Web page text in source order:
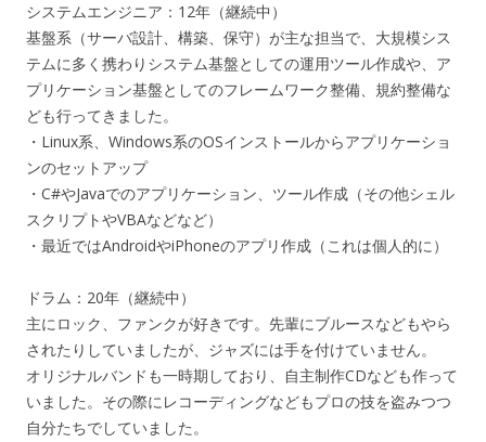
システムエンジニア：12年（継続中）
基盤系（サーバ設計、構築、保守）が主な担当で、大規模シス
テムに多く携わりシステム基盤としての運用ツール作成や、ア
プリケーション基盤としてのフレームワーク整備、規約整備な
ども行ってきました。
・Linux系、Windows系のOSインストールからアプリケーショ
ンのセットアップ
・C#やJavaでのアプリケーション、ツール作成（その他シェル
スクリプトやVBAなどなど）
・最近ではAndroidやiPhoneのアプリ作成（これは個人的に）
ドラム：20年（継続中）
主にロック、ファンクが好きです。先輩にブルースなどもやら
されたりしていましたが、ジャズには手を付けていません。
オリジナルバンドも一時期しており、自主制作CDなども作って
いました。その際にレコーディングなどもプロの技を盗みつつ
自分たちでしていました。